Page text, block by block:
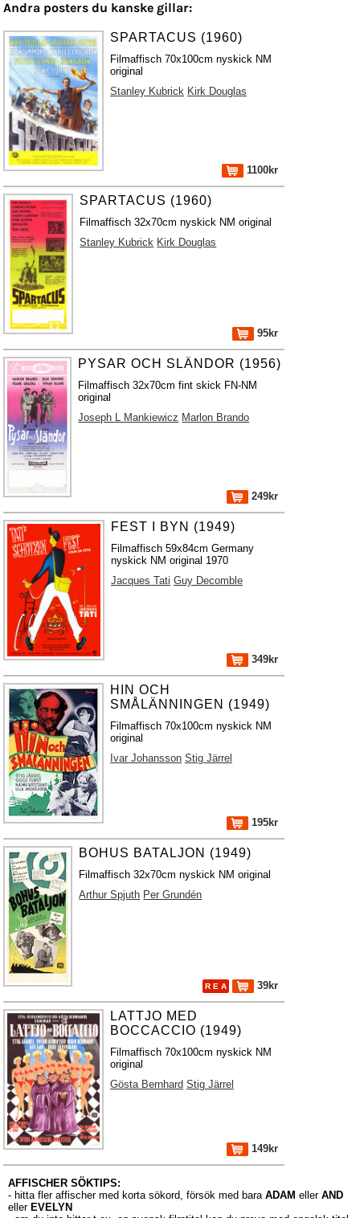
Andra posters du kanske gillar:
SPARTACUS (1960)
Filmaffisch 70x100cm nyskick NM
original
Stanley Kubrick Kirk Douglas
1100kr
SPARTACUS (1960)
Filmaffisch 32x70cm nyskick NM original
Stanley Kubrick Kirk Douglas
95kr
PYSAR OCH SLÄNDOR (1956)
Filmaffisch 32x70cm fint skick FN-NM
original
Joseph L Mankiewicz Marlon Brando
249kr
FEST I BYN (1949)
Filmaffisch 59x84cm Germany
nyskick NM original 1970
Jacques Tati Guy Decomble
349kr
HIN OCH
SMÅLÄNNINGEN (1949)
Filmaffisch 70x100cm nyskick NM
original
Ivar Johansson Stig Järrel
195kr
BOHUS BATALJON (1949)
Filmaffisch 32x70cm nyskick NM original
Arthur Spjuth Per Grundén
R E A 39kr
LATTJO MED
BOCCACCIO (1949)
Filmaffisch 70x100cm nyskick NM
original
Gösta Bernhard Stig Järrel
149kr
AFFISCHER SÖKTIPS:
- hitta fler affischer med korta sökord, försök med bara ADAM eller AND
eller EVELYN